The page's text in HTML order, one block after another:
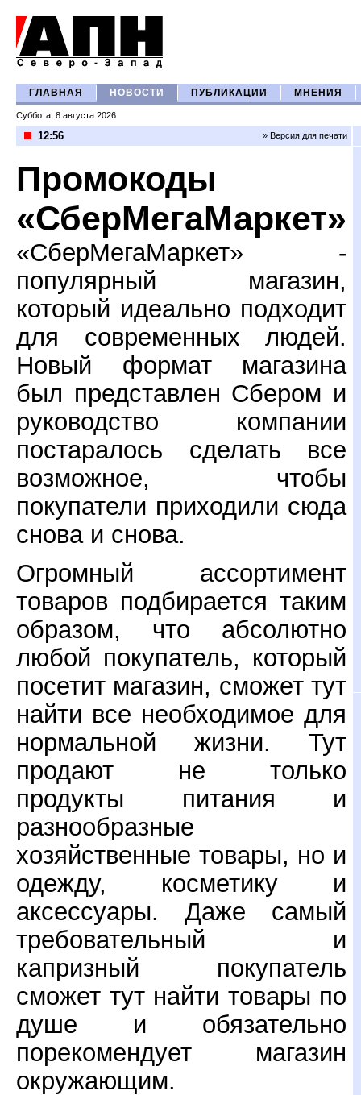
ГЛАВНАЯ НОВОСТИ ПУБЛИКАЦИИ МНЕНИЯ
Суббота, 8 августа 2026
12:56 » Версия для печати
Промокоды
«СберМегаМаркет»
«СберМегаМаркет» -
популярный магазин,
который идеально подходит
для современных людей.
Новый формат магазина
был представлен Сбером и
руководство компании
постаралось сделать все
возможное, чтобы
покупатели приходили сюда
снова и снова.
Огромный ассортимент
товаров подбирается таким
образом, что абсолютно
любой покупатель, который
посетит магазин, сможет тут
найти все необходимое для
нормальной жизни. Тут
продают не только
продукты питания и
разнообразные
хозяйственные товары, но и
одежду, косметику и
аксессуары. Даже самый
требовательный и
капризный покупатель
сможет тут найти товары по
душе и обязательно
порекомендует магазин
окружающим.